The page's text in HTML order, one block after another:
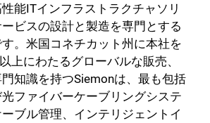
能ITインフラストラクチャソリ
ビスの設計と製造を専門とする
。米国コネチカット州に本社を
上にわたるグローバルな販売、
知識を持つSiemonは、最も包括
ファイバーケーブリングシステ
ブル管理、インテリジェントイ
閉じる